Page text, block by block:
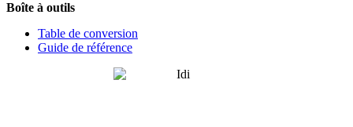
Boîte à outils
Table de conversion
Guide de référence